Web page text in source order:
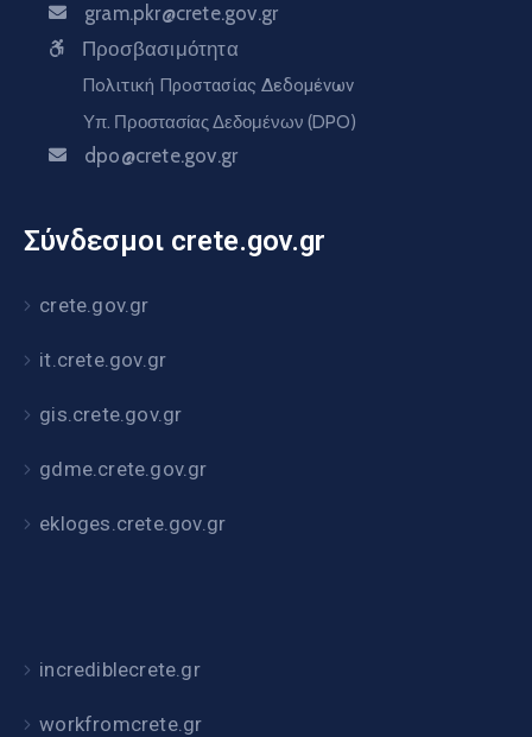
gram.pkr@crete.gov.gr
Προσβασιμότητα
Πολιτική Προστασίας Δεδομένων
Υπ. Προστασίας Δεδομένων (DPO)
dpo@crete.gov.gr
Σύνδεσμοι crete.gov.gr
crete.gov.gr
it.crete.gov.gr
gis.crete.gov.gr
gdme.crete.gov.gr
ekloges.crete.gov.gr
incrediblecrete.gr
workfromcrete.gr